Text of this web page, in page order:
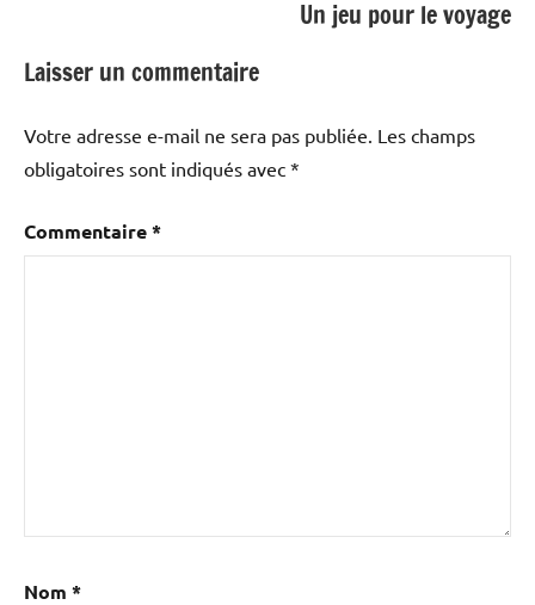
Un jeu pour le voyage
Laisser un commentaire
Votre adresse e-mail ne sera pas publiée. Les champs
obligatoires sont indiqués avec *
Commentaire*
Nom *